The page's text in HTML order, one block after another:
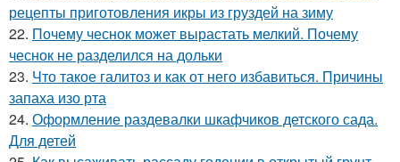
рецепты приготовления икры из груздей на зиму
22. Почему чеснок может вырастать мелкий. Почему
чеснок не разделился на дольки
23. Что такое галитоз и как от него избавиться. Причины
запаха изо рта
24. Оформление раздевалки шкафчиков детского сада.
Для детей